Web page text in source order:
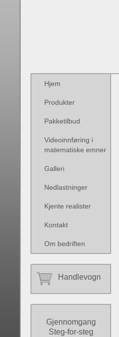
Hjem
Produkter
Pakketilbud
Videoinnføring i
matematiske emner
Galleri
Nedlastninger
Kjente realister
Kontakt
Om bedriften
Handlevogn
Gjennomgang
Steg-for-steg